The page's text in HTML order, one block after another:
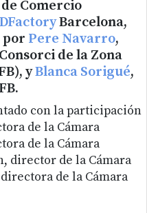
Comercio
DFactoryBarcelona,
por Pere Navarro,
de la Zona
yBlanca Sorigué,
con la participación
de la Cámara
de la Cámara
director de la Cámara
de la Cámara